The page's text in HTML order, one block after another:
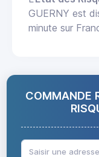
GUERNY est
minute sur
COMMANDE